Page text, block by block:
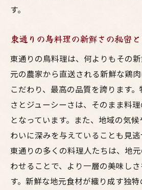
す。
東通りの鳥料理の新鮮さの秘密
東通りの鳥料理は、何よりもその
元の農家から直送される新鮮な鶏
こだわり、最高の品質を誇ります
さとジューシーさは、そのまま料
となっています。また、地域の気
わいに深みを与えていることも見逃
東通りの多くの料理人たちは、地
わせることで、より一層の美味し
す。新鮮な地元食材が織り成す独